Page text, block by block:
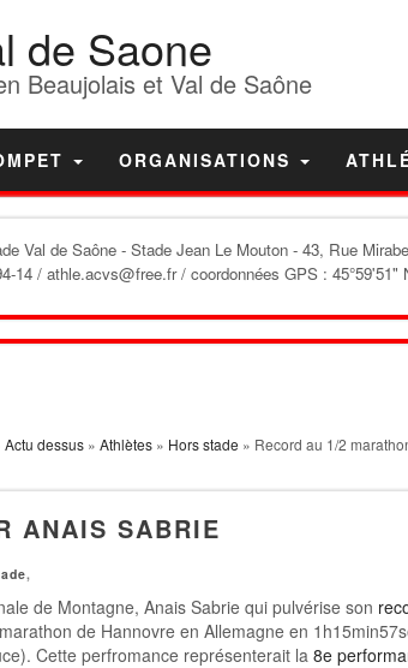
de Saone
Beaujolais et Val de Saône
ORGANISATIONS
Val de Saône - Stade Jean Le Mouton - 43, Rue
14 / athle.acvs@free.fr / coordonnées GPS : 45°59'51"
Actu dessus» Athlètes» Hors stade » Record au 1/2
ANAIS SABRIE
,
de Montagne, Anais Sabrie qui pulvérise son
de Hannovre en Allemagne en
Cette perfromance représenterait la8e